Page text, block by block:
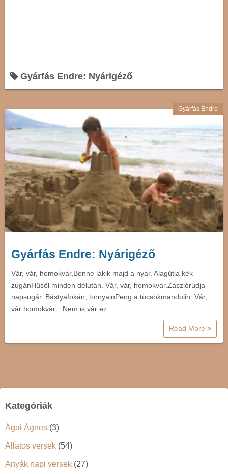
Gyárfás Endre: Nyárigéző
Gyárfás Endre
Gyárfás Endre: Nyárigéző
Vár, vár, homokvár,Benne lakik majd a nyár. Alagútja kék
zugánHűsöl minden délután. Vár, vár, homokvár.Zászlórúdja
napsugár. Bástyafokán, tornyainPeng a tücsökmandolin. Vár,
vár homokvár…Nem is vár ez…
Read More
Kategóriák
Ágai Ágnes (3)
Állatos versek (54)
Anyák napi versek (27)